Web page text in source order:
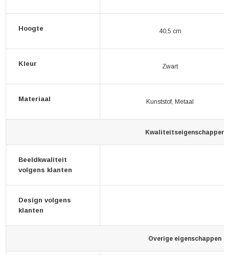
Hoogte 40,5 cm
Kleur Zwart
Materiaal Kunststof, Metaal
Kwaliteitseigenschappen
Beeldkwaliteit
volgens klanten
Design volgens
klanten
Overige eigenschappen